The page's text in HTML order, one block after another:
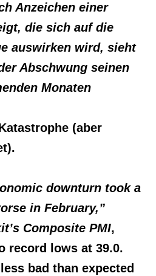
Anzeichen einer
die sich auf die
auswirken wird, sieht
Abschwung seinen
Monaten
(aber
downturn took a
in February,”
Composite PMI,
record lows at 39.0.
bad than expected